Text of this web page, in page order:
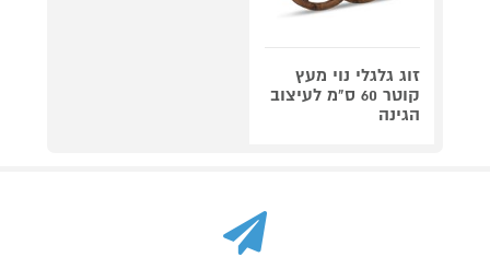
זוג גלגלי נוי מעץ
קוטר 60 ס"מ לעיצוב
הגינה